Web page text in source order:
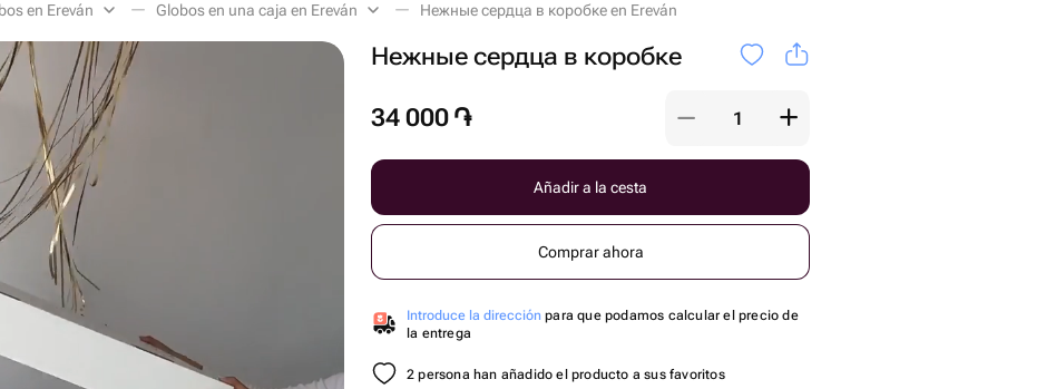
en Ereván Globos en una caja en Ereván Нежные сердца в коробке en Ereván
Нежные сердца в коробке
34 000 ֏
Añadir a la cesta
Comprar ahora
Introduce la dirección para que podamos calcular el precio de
la entrega
2 persona han añadido el producto a sus favoritos